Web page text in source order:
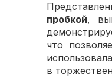
пробкой,
что
в